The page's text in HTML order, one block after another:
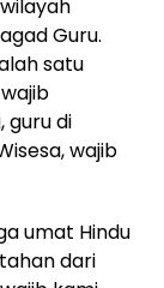
Guru.
satu
guru di
wajib
umat Hindu
dari